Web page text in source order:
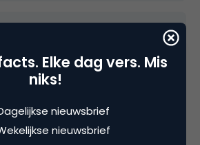
community een nieuwe
De enorme populariteit ervan,
Elke dag vers. Mis
niks!
nieuwsbrief
nieuwsbrief